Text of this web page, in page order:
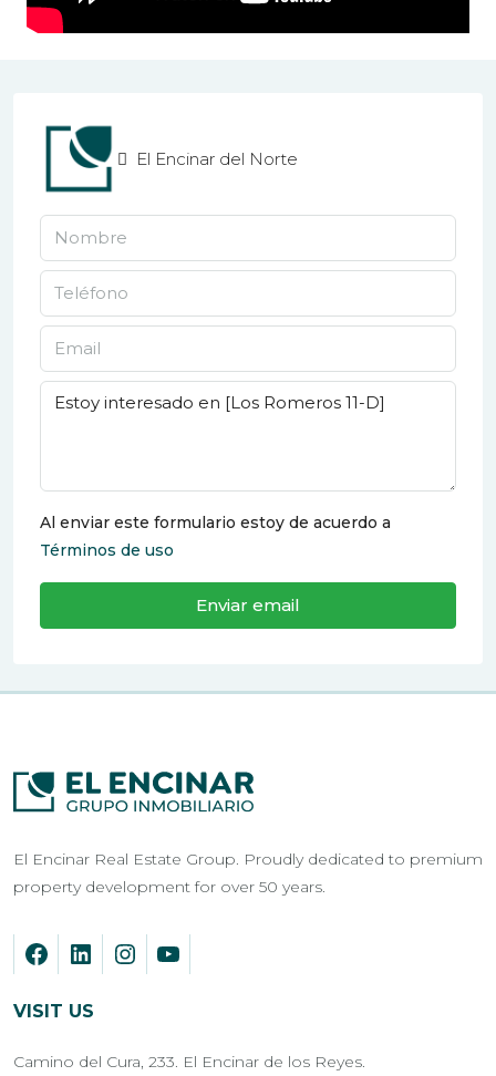
El Encinar del Norte
Al enviar este formulario estoy de acuerdo a
Términos de uso
Enviar email
El Encinar Real Estate Group. Proudly dedicated to premium
property development for over 50 years.
VISIT US
Camino del Cura, 233. El Encinar de los Reyes.